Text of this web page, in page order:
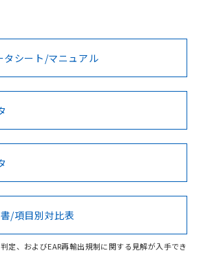
タシート/マニュアル
/項目別対比表
定、およびEAR再輸出規制に関する見解が入手でき
い。
および標準価格結果を当社の
ご利用いただくには、I-Web
ズにご登録されている必要が
。
当ウェブサイト上で当社にご
た部品リストについて、当社
社の共同利用者が、当社の製
ビスに関するお客様との取
に必要な範囲で利用すること
共同利用者とは、"個人情報
月
り替え状況などにより、予定
ことがあります。
明書ダウンロード
証明書をダウンロードするこ
。
（10物質）の非含有証明書
有証明書（当社基準）
使用期限
物質（10物質）のすべてが基
ることを示します。
の使用状況下において有害物
えいし、環境に深刻な影響を
しません。
、貴社製品を第三者に販売する
上記1、2および3の内容を当
に通知します。また当社は、
よび販売に係わる関係者が違
するおそれがある場合は、取
る
はお客様担当のオムロン制御
販売店・当社販売員にご確
認ください)
を公開していない機種